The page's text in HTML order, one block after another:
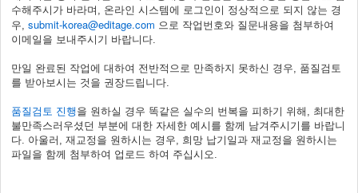
수해주시가 바라며, 온라인 시스템에 로그인이 정상적으로 되지 않는 경
우, submit-korea@editage.com 으로 작업번호와 질문내용을 첨부하여
이메일을 보내주시기 바랍니다.
만일 완료된 작업에 대하여 전반적으로 만족하지 못하신 경우, 품질검토
를 받아보시는 것을 권장드립니다.
품질검토 진행 을 원하실 경우 똑같은 실수의 번복을 피하기 위해, 최대한
불만족스러우셨던 부분에 대한 자세한 예시를 함께 남겨주시기를 바랍니
다. 아울러, 재교정을 원하시는 경우, 희망 납기일과 재교정을 원하시는
파일을 함께 첨부하여 업로드 하여 주십시오.